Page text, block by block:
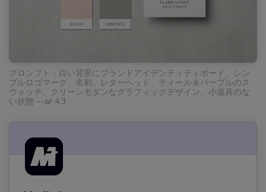
プロンプト：白い背景にブランドアイデンティティボード、シン
プルロゴマーク、名刺、レターヘッド、ティール＆パープルのス
ウォッチ、クリーンモダンなグラフィックデザイン、小道具のな
い状態 --ar 4:3